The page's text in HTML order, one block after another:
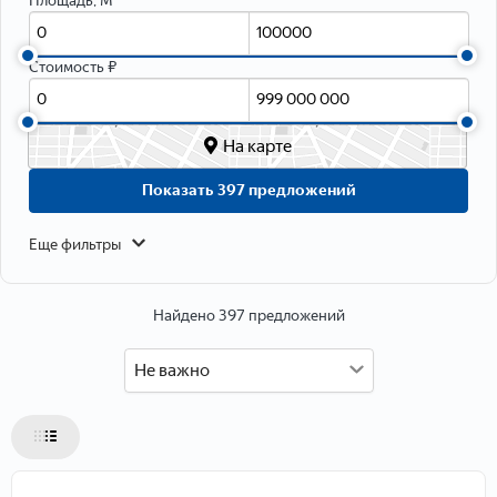
Данные об объекте
Стоимость ₽
На карте
Показать 397 предложений
Еще фильтры
Найдено 397 предложений
Не важно